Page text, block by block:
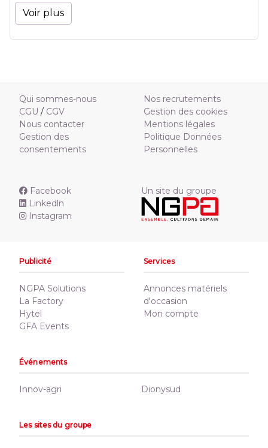
Voir plus
Qui sommes-nous
CGU / CGV
Nous contacter
Gestion des
consentements
Nos recrutements
Gestion des cookies
Mentions légales
Politique Données
Personnelles
Facebook
Linkedln
Instagram
Un site du groupe
Publicité
NGPA Solutions
La Factory
Hytel
GFA Events
Services
Annonces matériels
d'occasion
Mon compte
Événements
Innov-agri Dionysud
Les sites du groupe